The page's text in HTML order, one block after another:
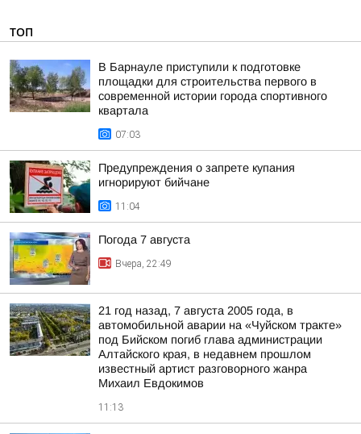
ТОП
В Барнауле приступили к подготовке
площадки для строительства первого в
современной истории города спортивного
квартала
07:03
Предупреждения о запрете купания
игнорируют бийчане
11:04
Погода 7 августа
Вчера, 22:49
21 год назад, 7 августа 2005 года, в
автомобильной аварии на «Чуйском тракте»
под Бийском погиб глава администрации
Алтайского края, в недавнем прошлом
известный артист разговорного жанра
Михаил Евдокимов
11:13